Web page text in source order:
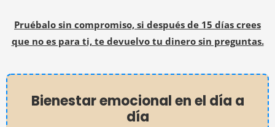
Pruébalo sin compromiso, si después de 15 días crees
que no es para ti, te devuelvo tu dinero sin preguntas.
Bienestar emocional en el día a
día